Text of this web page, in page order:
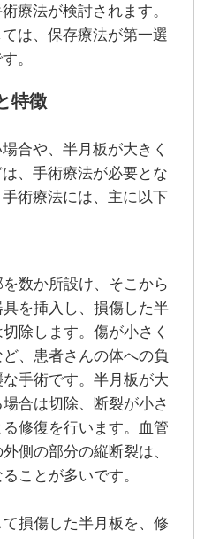
療法が検討されます。
は、保存療法が第一選
。
特徴
合や、半月板が大きく
、手術療法が必要とな
術療法には、主に以下
数か所設け、そこから
を挿入し、損傷した半
除します。傷が小さく
、患者さんの体への負
手術です。半月板が大
合は切除、断裂が小さ
修復を行います。血管
側の部分の縦断裂は、
ことが多いです。
損傷した半月板を、修